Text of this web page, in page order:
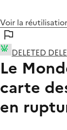
Voir la
DELETED
Le
carte
en